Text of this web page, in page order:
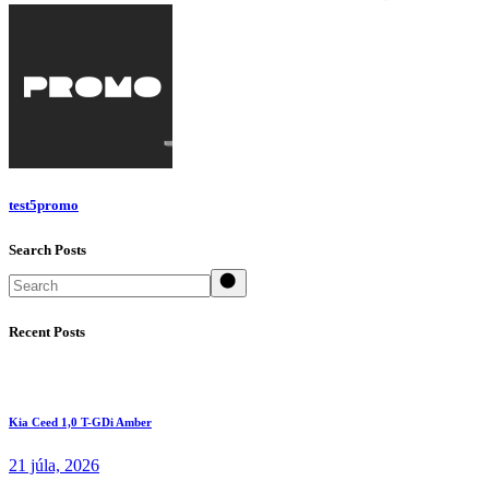
test5promo
Search Posts
Recent Posts
Kia Ceed 1,0 T-GDi Amber
21 júla, 2026